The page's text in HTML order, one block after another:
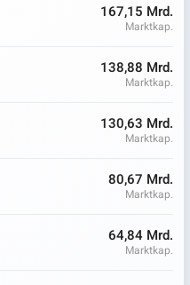
167,15 Mrd.
Marktkap.
138,88 Mrd.
Marktkap.
130,63 Mrd.
Marktkap.
80,67 Mrd.
Marktkap.
64,84 Mrd.
Marktkap.